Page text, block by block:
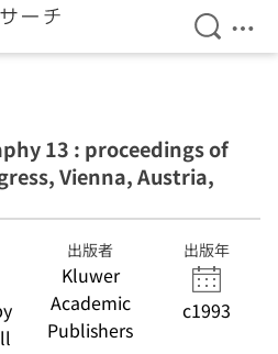
検索を
メ
13 : proceedings of
Vienna, Austria,
出版者
Kluwer
Academic
Publishers
出版年
c1993